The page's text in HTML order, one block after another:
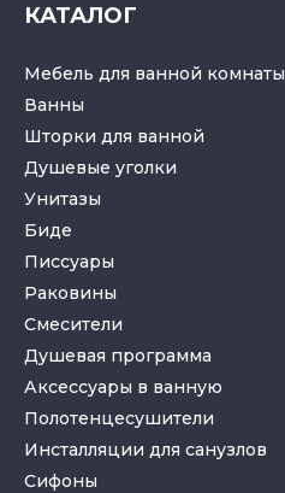
КАТАЛОГ
Мебель для ванной комнаты
Ванны
Шторки для ванной
Душевые уголки
Унитазы
Биде
Писсуары
Раковины
Смесители
Душевая программа
Аксессуары в ванную
Полотенцесушители
Инсталляции для санузлов
Cифоны